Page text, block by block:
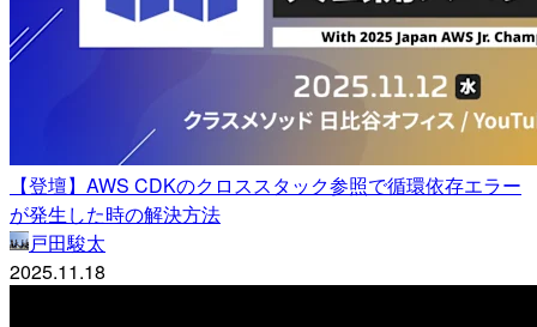
【登壇】AWS CDKのクロススタック参照で循環依存エラー
が発生した時の解決方法
戸田駿太
2025.11.18